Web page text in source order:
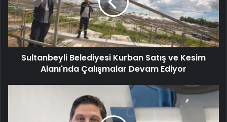
Sultanbeyli Belediyesi Kurban Satış ve Kesim
Alanı'nda Çalışmalar Devam Ediyor